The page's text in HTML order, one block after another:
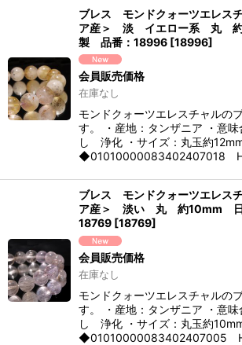
ブレス モンドクォーツエレス
ア産＞ 淡 イエロー系 丸
製 品番：18996 [18996]
会員販売価格
在庫なし
モンドクォーツエレスチャルの
す。 ・産地：タンザニア ・意
し 浄化 ・サイズ：丸玉約
◆01010000083402407018
ブレス モンドクォーツエレス
ア産＞ 淡い 丸 約10mm 日
18769 [18769]
会員販売価格
在庫なし
モンドクォーツエレスチャルの
す。 ・産地：タンザニア ・意
し 浄化 ・サイズ：丸玉約
◆01010000083402407005